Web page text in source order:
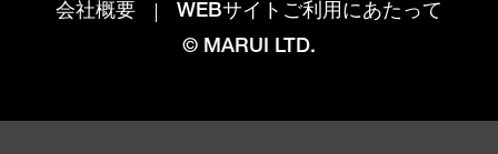
会社概要
WEBサイトご利用にあたって
© MARUI LTD.